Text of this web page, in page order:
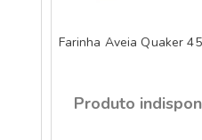
Farinha Aveia Quaker
Produto